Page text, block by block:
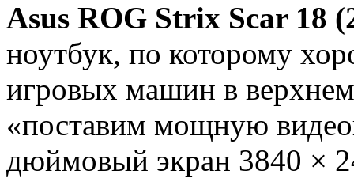
Asus ROG Strix Scar 18
ноутбук, по которому
игровых машин в
«поставим мощную
дюймовый экран 3840 ×